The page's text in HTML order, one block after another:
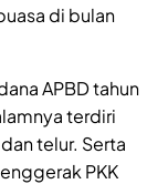
di bulan
APBD tahun
terdiri
telur. Serta
PKK